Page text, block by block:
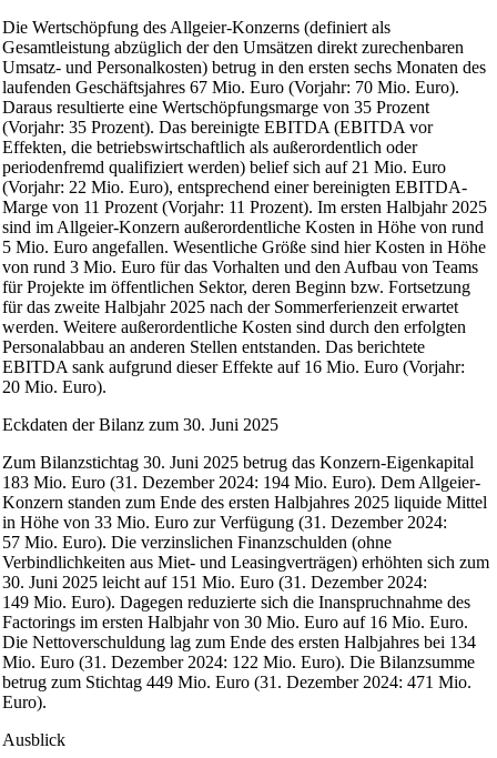
Die Wertschöpfung des Allgeier-Konzerns (definiert als
Gesamtleistung abzüglich der den Umsätzen direkt zurechenbaren
Umsatz- und Personalkosten) betrug in den ersten sechs Monaten des
laufenden Geschäftsjahres 67 Mio. Euro (Vorjahr: 70 Mio. Euro).
Daraus resultierte eine Wertschöpfungsmarge von 35 Prozent
(Vorjahr: 35 Prozent). Das bereinigte EBITDA (EBITDA vor
Effekten, die betriebswirtschaftlich als außerordentlich oder
periodenfremd qualifiziert werden) belief sich auf 21 Mio. Euro
(Vorjahr: 22 Mio. Euro), entsprechend einer bereinigten EBITDA-
Marge von 11 Prozent (Vorjahr: 11 Prozent). Im ersten Halbjahr 2025
sind im Allgeier-Konzern außerordentliche Kosten in Höhe von rund
5 Mio. Euro angefallen. Wesentliche Größe sind hier Kosten in Höhe
von rund 3 Mio. Euro für das Vorhalten und den Aufbau von Teams
für Projekte im öffentlichen Sektor, deren Beginn bzw. Fortsetzung
für das zweite Halbjahr 2025 nach der Sommerferienzeit erwartet
werden. Weitere außerordentliche Kosten sind durch den erfolgten
Personalabbau an anderen Stellen entstanden. Das berichtete
EBITDA sank aufgrund dieser Effekte auf 16 Mio. Euro (Vorjahr:
20 Mio. Euro).
Eckdaten der Bilanz zum 30. Juni 2025
Zum Bilanzstichtag 30. Juni 2025 betrug das Konzern-Eigenkapital
183 Mio. Euro (31. Dezember 2024: 194 Mio. Euro). Dem Allgeier-
Konzern standen zum Ende des ersten Halbjahres 2025 liquide Mittel
in Höhe von 33 Mio. Euro zur Verfügung (31. Dezember 2024:
57 Mio. Euro). Die verzinslichen Finanzschulden (ohne
Verbindlichkeiten aus Miet- und Leasingverträgen) erhöhten sich zum
30. Juni 2025 leicht auf 151 Mio. Euro (31. Dezember 2024:
149 Mio. Euro). Dagegen reduzierte sich die Inanspruchnahme des
Factorings im ersten Halbjahr von 30 Mio. Euro auf 16 Mio. Euro.
Die Nettoverschuldung lag zum Ende des ersten Halbjahres bei 134
Mio. Euro (31. Dezember 2024: 122 Mio. Euro). Die Bilanzsumme
betrug zum Stichtag 449 Mio. Euro (31. Dezember 2024: 471 Mio.
Euro).
Ausblick